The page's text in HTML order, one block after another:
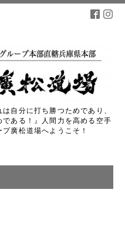
自分に打ち勝つためであり、
ある！』人間力を高める空手
廣松道場へようこそ！